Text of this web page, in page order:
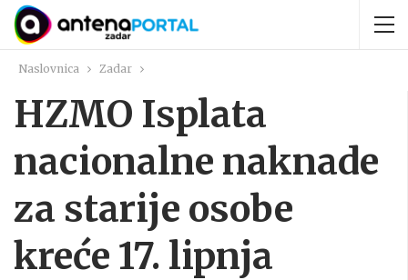
Naslovnica Zadar
HZMO Isplata
nacionalne naknade
za starije osobe
kreće 17. lipnja